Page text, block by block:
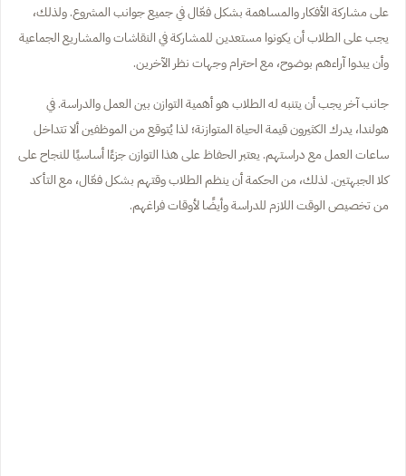
على مشاركة الأفكار والمساهمة بشكل فعّال في جميع جوانب المشروع. ولذلك،
يجب على الطلاب أن يكونوا مستعدين للمشاركة في النقاشات والمشاريع الجماعية
وأن يبدوا آراءهم بوضوح، مع احترام وجهات نظر الآخرين.
جانب آخر يجب أن يتنبه له الطلاب هو أهمية التوازن بين العمل والدراسة. في
هولندا، يدرك الكثيرون قيمة الحياة المتوازنة؛ لذا يُتوقع من الموظفين ألا تتداخل
ساعات العمل مع دراستهم. يعتبر الحفاظ على هذا التوازن جزءًا أساسيًا للنجاح على
كلا الجبهتين. لذلك، من الحكمة أن ينظم الطلاب وقتهم بشكل فعّال، مع التأكد
من تخصيص الوقت اللازم للدراسة وأيضًا لأوقات فراغهم.